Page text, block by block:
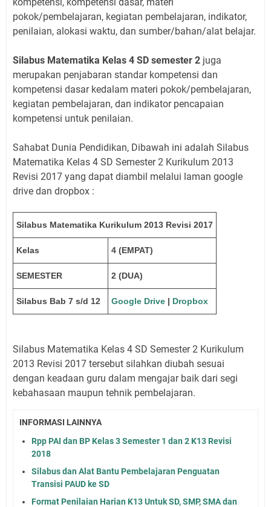
pokok/pembelajaran, kegiatan pembelajaran, indikator,
penilaian, alokasi waktu, dan sumber/bahan/alat belajar.
Silabus Matematika Kelas 4 SD semester 2 juga
merupakan penjabaran standar kompetensi dan
kompetensi dasar kedalam materi pokok/pembelajaran,
kegiatan pembelajaran, dan indikator pencapaian
kompetensi untuk penilaian.
Sahabat Dunia Pendidikan, Dibawah ini adalah Silabus
Matematika Kelas 4 SD Semester 2 Kurikulum 2013
Revisi 2017 yang dapat diambil melalui laman google
drive dan dropbox :
Silabus Matematika Kurikulum 2013 Revisi 2017
Kelas 4 (EMPAT)
SEMESTER 2 (DUA)
Silabus Bab 7 s/d 12 Google Drive | Dropbox
Silabus Matematika Kelas 4 SD Semester 2 Kurikulum
2013 Revisi 2017 tersebut silahkan diubah sesuai
dengan keadaan guru dalam mengajar baik dari segi
kebahasaan maupun tehnik pembelajaran.
INFORMASI LAINNYA
Rpp PAI dan BP Kelas 3 Semester 1 dan 2 K13 Revisi
2018
Silabus dan Alat Bantu Pembelajaran Penguatan
Transisi PAUD ke SD
Format Penilaian Harian K13 Untuk SD, SMP, SMA dan